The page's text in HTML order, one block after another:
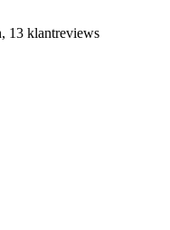
13 klantreviews